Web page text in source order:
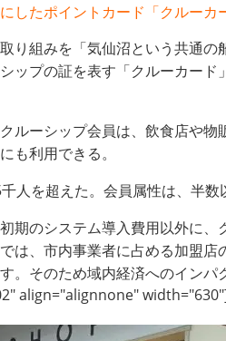
したポイントカード「クルーカ
り組みを「気仙沼という共通
ップの証を表す「クルーカー
ルーシップ会員は、飲食店や
も利用できる。
人を超えた。会員属性は、半
期のシステム導入費用以外に
は、市内事業者に占める加盟
。そのため域内経済へのインパ
align="alignnone"